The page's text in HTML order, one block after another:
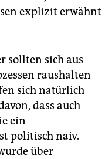
explizit erwähnt
sollten sich aus
raushalten
sich natürlich
dass auch
ein
politisch naiv.
über